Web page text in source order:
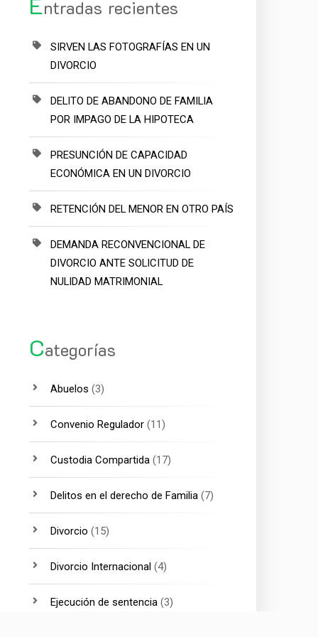
ntradas recientes
SIRVEN LAS FOTOGRAFÍAS EN UN
DIVORCIO
DELITO DE ABANDONO DE FAMILIA
POR IMPAGO DE LA HIPOTECA
PRESUNCIÓN DE CAPACIDAD
ECONÓMICA EN UN DIVORCIO
RETENCIÓN DEL MENOR EN OTRO PAÍS
DEMANDA RECONVENCIONAL DE
DIVORCIO ANTE SOLICITUD DE
NULIDAD MATRIMONIAL
Categorías
Abuelos (3)
Convenio Regulador (11)
Custodia Compartida (17)
Delitos en el derecho de Familia (7)
Divorcio (15)
Divorcio Internacional (4)
Ejecución de sentencia (3)